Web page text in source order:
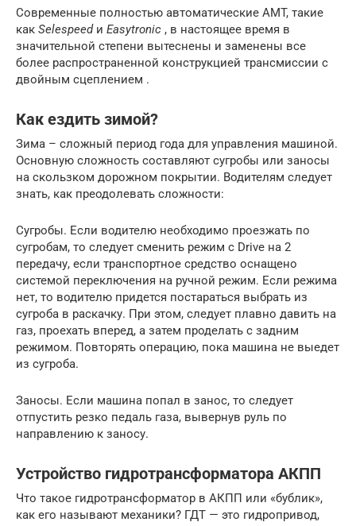
Современные полностью автоматические AMT, такие
как Selespeedи Easytronic , в настоящее время в
значительной степени вытеснены и заменены все
более распространенной конструкцией трансмиссии с
двойным сцеплением .
Как ездить зимой?
Зима – сложный период года для управления машиной.
Основную сложность составляют сугробы или заносы
на скользком дорожном покрытии. Водителям следует
знать, как преодолевать сложности:
Сугробы. Если водителю необходимо проезжать по
сугробам, то следует сменить режим с Drive на 2
передачу, если транспортное средство оснащено
системой переключения на ручной режим. Если режима
нет, то водителю придется постараться выбрать из
сугроба в раскачку. При этом, следует плавно давить на
газ, проехать вперед, а затем проделать с задним
режимом. Повторять операцию, пока машина не выедет
из сугроба.
Заносы. Если машина попал в занос, то следует
отпустить резко педаль газа, вывернув руль по
направлению к заносу.
Устройство гидротрансформатора АКПП
Что такое гидротрансформатор в АКПП или «бублик»,
как его называют механики? ГДТ — это гидропривод,